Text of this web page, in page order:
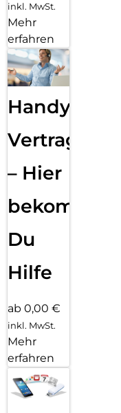
inkl. MwSt.
Mehr
erfahren
Handy
– Hier
bekommst
Du
Hilfe
ab 0,00 €
inkl. MwSt.
Mehr
erfahren